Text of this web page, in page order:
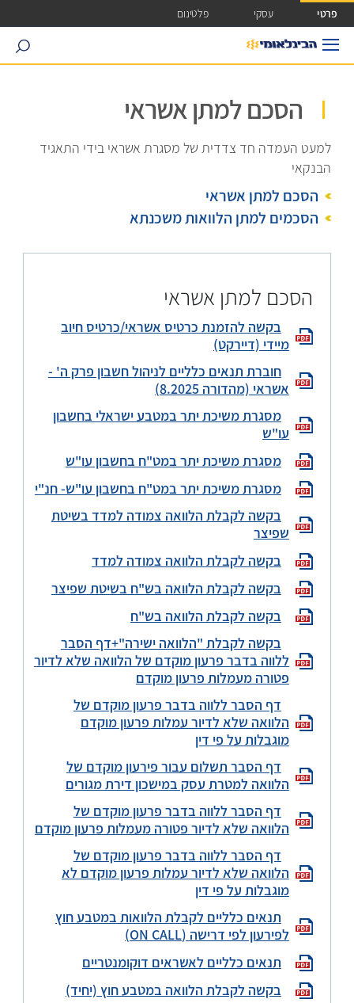
גישה ישירה לכפתור כניסה לחשבונך
פרטי עסקי פלטינום
search
הסכם למתן אשראי
למעט העמדה חד צדדית של מסגרת אשראי בידי התאגיד
הבנקאי
הסכם למתן אשראי
הסכמים למתן הלוואות משכנתא
הסכם למתן אשראי
בקשה להזמנת כרטיס אשראי/כרטיס חיוב
מיידי (דיירקט)
חוברת תנאים כלליים לניהול חשבון פרק ה' -
אשראי (מהדורה 8.2025)
מסגרת משיכת יתר במטבע ישראלי בחשבון
עו"ש
מסגרת משיכת יתר במט"ח בחשבון עו"ש
מסגרת משיכת יתר במט"ח בחשבון עו"ש- חנ"י
בקשה לקבלת הלוואה צמודה למדד בשיטת
שפיצר
בקשה לקבלת הלוואה צמודה למדד
בקשה לקבלת הלוואה בש"ח בשיטת שפיצר
בקשה לקבלת הלוואה בש"ח
בקשה לקבלת "הלוואה ישירה"+דף הסבר
ללווה בדבר פרעון מוקדם של הלוואה שלא לדיור
פטורה מעמלות פרעון מוקדם
דף הסבר ללווה בדבר פרעון מוקדם של
הלוואה שלא לדיור עמלות פרעון מוקדם
מוגבלות על פי דין
דף הסבר תשלום עבור פירעון מוקדם של
הלוואה למטרת עסק במישכון דירת מגורים
דף הסבר ללווה בדבר פרעון מוקדם של
הלוואה שלא לדיור פטורה מעמלות פרעון מוקדם
דף הסבר ללווה בדבר פרעון מוקדם של
הלוואה שלא לדיור עמלות פרעון מוקדם לא
מוגבלות על פי דין
תנאים כלליים לקבלת הלוואות במטבע חוץ
לפירעון לפי דרישה (ON CALL)
תנאים כלליים לאשראים דוקומנטריים
בקשה לקבלת הלוואה במטבע חוץ (יחיד)